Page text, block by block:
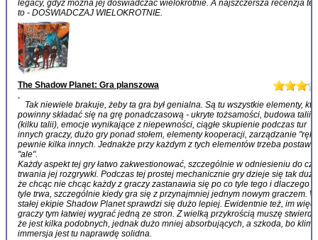
legacy, gdyż można jej doświadczać wielokrotnie. A najszczersza recenzja tej
to - DOŚWIADCZAJ WIELOKROTNIE.
The Shadow Planet: Gra planszowa
,
Tak niewiele brakuje, żeby ta gra był genialna. Są tu wszystkie elementy,
powinny składać się na grę ponadczasową - ukryte tożsamości, budowa talii
(kilku talii), emocje wynikające z niepewności, ciągłe skupienie podczas tur
innych graczy, dużo gry ponad stołem, elementy kooperacji, zarządzanie
pewnie kilka innych. Jednakże przy każdym z tych elementów trzeba postawić
"ale".
Każdy aspekt tej gry łatwo zakwestionować, szczególnie w odniesieniu do
trwania jej rozgrywki. Podczas tej prostej mechanicznie gry dzieje się tak
że chcąc nie chcąc każdy z graczy zastanawia się po co tyle tego i dlaczego to
tyle trwa, szczególnie kiedy gra się z przynajmniej jednym nowym graczem. W
stałej ekipie Shadow Planet sprawdzi się dużo lepiej. Ewidentnie też, im
graczy tym łatwiej wygrać jedną ze stron. Z wielką przykrością muszę
że jest kilka podobnych, jednak dużo mniej absorbujących, a szkoda, bo
immersja jest tu naprawdę solidna.